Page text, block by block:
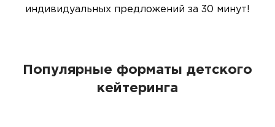
индивидуальных предложений за 30 минут!
Популярные форматы детского
кейтеринга